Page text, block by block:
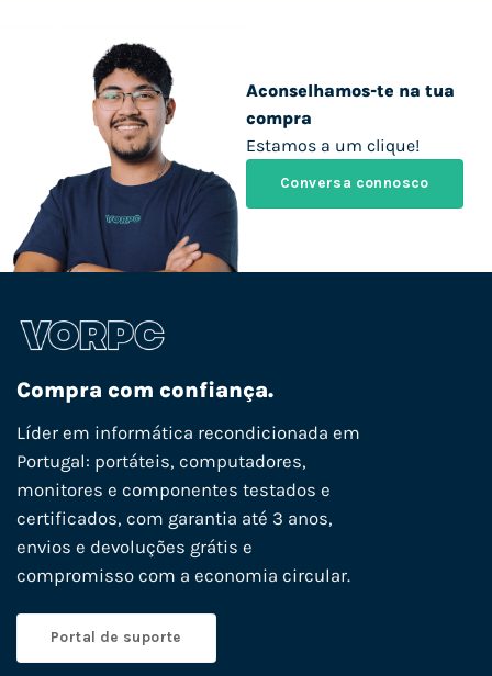
Aconselhamos-te na tua
compra
Estamos a um clique!
Conversa connosco
Compra com confiança.
Líder em informática recondicionada em
Portugal: portáteis, computadores,
monitores e componentes testados e
certificados, com garantia até 3 anos,
envios e devoluções grátis e
compromisso com a economia circular.
Portal de suporte